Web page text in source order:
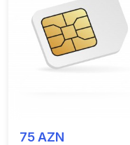
75 AZN